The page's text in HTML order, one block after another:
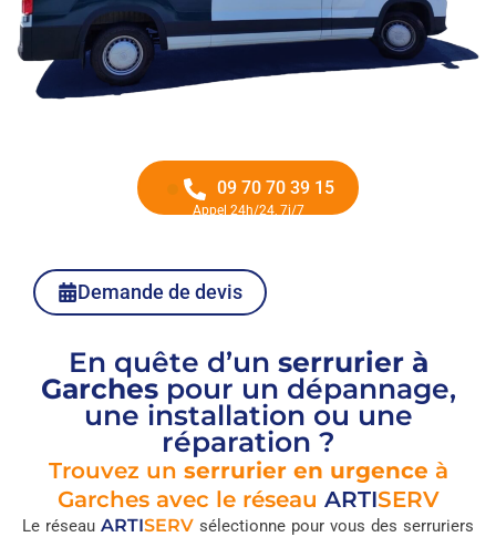
09 70 70 39 15
Appel 24h/24, 7j/7
Demande de devis
En quête d’un serrurier à
Garchespour un dépannage,
une installation ou une
réparation ?
Trouvez un serrurier en urgence à
Garches avec le réseau ARTISERV
Le réseau ARTISERV sélectionne pour vous des serruriers